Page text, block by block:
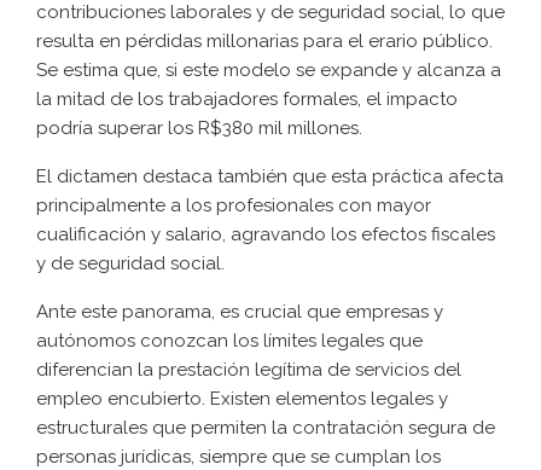
contribuciones laborales y de seguridad social, lo que
resulta en pérdidas millonarias para el erario público.
Se estima que, si este modelo se expande y alcanza a
la mitad de los trabajadores formales, el impacto
podría superar los R$380 mil millones.
El dictamen destaca también que esta práctica afecta
principalmente a los profesionales con mayor
cualificación y salario, agravando los efectos fiscales
y de seguridad social.
Ante este panorama, es crucial que empresas y
autónomos conozcan los límites legales que
diferencian la prestación legítima de servicios del
empleo encubierto. Existen elementos legales y
estructurales que permiten la contratación segura de
personas jurídicas, siempre que se cumplan los